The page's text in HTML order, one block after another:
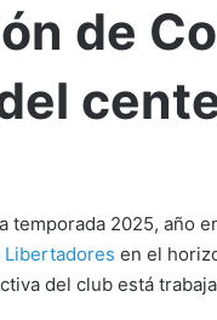
de
temporada 2025, año
Libertadores en el
del club está